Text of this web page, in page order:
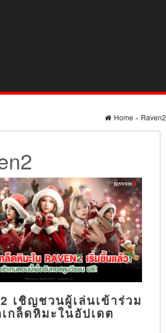
Home » Raven2
เชิญชวนผู้เล่นเข้าร่วม
กล็ดหิมะในอัปเดต